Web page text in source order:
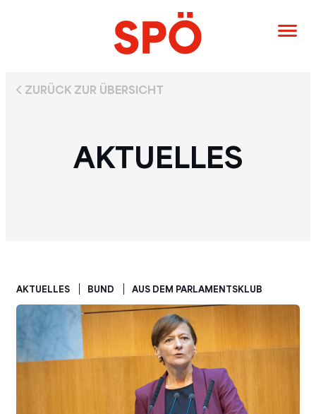
ZURÜCK ZUR ÜBERSICHT
AKTUELLES
AKTUELLES BUND AUS DEM PARLAMENTSKLUB